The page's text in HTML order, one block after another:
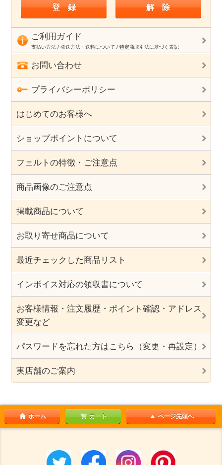
ご利用ガイド
支払い方法 / 発送方法・送料について / 特定商取引法に基づく表記
お問い合わせ
プライバシーポリシー
はじめてのお客様へ
ショップポイントについて
フェルトの特徴・ご注意点
商品画像のご注意点
掲載商品について
お取り寄せ商品について
最近チェックした商品リスト
インボイス対応の領収書について
お客様情報・注文履歴・ポイント確認・アドレス
変更など
パスワードを忘れた方はこちら（変更・再設定）
実店舗のご案内
ホーム カート ページ先頭へ